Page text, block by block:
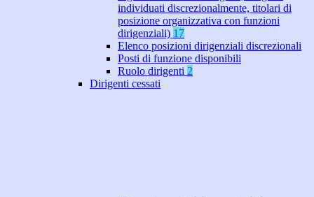
individuati discrezionalmente, titolari di
posizione organizzativa con funzioni
dirigenziali) 17
Elenco posizioni dirigenziali discrezionali
Posti di funzione disponibili
Ruolo dirigenti 2
Dirigenti cessati